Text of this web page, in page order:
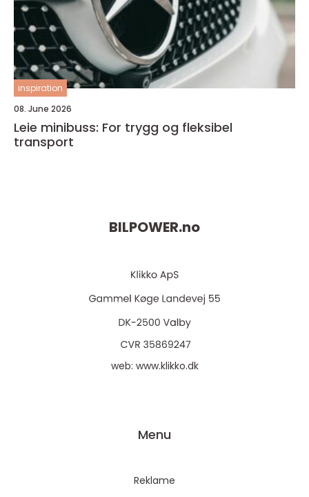
inspiration
08. June 2026
Leie minibuss: For trygg og fleksibel
transport
BILPOWER.no
web: www.klikko.dk
Menu
Reklame